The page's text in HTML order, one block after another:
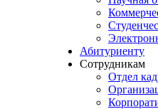
Абитуриенту
Сотрудникам
Отдел